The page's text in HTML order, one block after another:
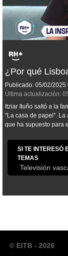
¿Por qué
Publicado: 05/02/2025
Última actualización:
Itziar Ituño saltó a la
"La casa de papel".
que ha supuesto para
SI TE INTERESÓ
TEMAS
Televisión
© EITB - 2026